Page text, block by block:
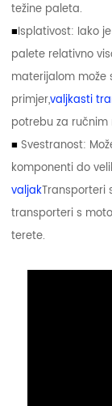
težine paleta.
■Isplativost: Iako
palete relativno
materijalom može
primjer,valjkasti
potrebu za ručnim
■ Svestranost:
komponenti do
valjakTransporteri
transporteri s
terete.